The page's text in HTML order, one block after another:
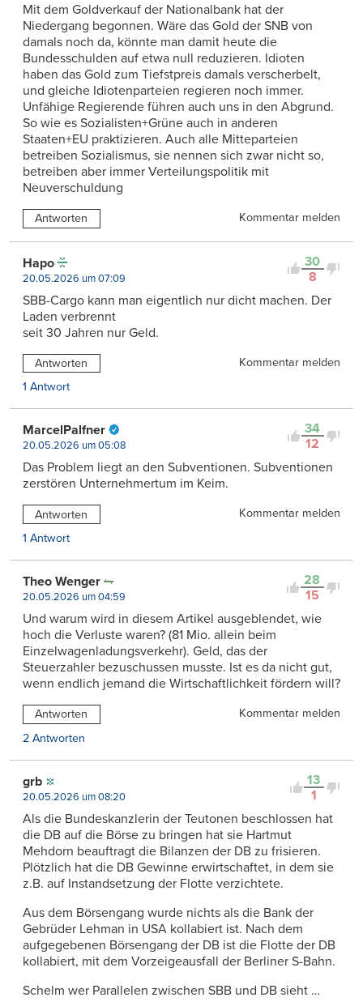
Mit dem Goldverkauf der Nationalbank hat der
Niedergang begonnen. Wäre das Gold der SNB von
damals noch da, könnte man damit heute die
Bundesschulden auf etwa null reduzieren. Idioten
haben das Gold zum Tiefstpreis damals verscherbelt,
und gleiche Idiotenparteien regieren noch immer.
Unfähige Regierende führen auch uns in den Abgrund.
So wie es Sozialisten+Grüne auch in anderen
Staaten+EU praktizieren. Auch alle Mitteparteien
betreiben Sozialismus, sie nennen sich zwar nicht so,
betreiben aber immer Verteilungspolitik mit
Neuverschuldung
Antworten Kommentar melden
30
8
Hapo
20.05.2026 um 07:09
SBB-Cargo kann man eigentlich nur dicht machen. Der
Laden verbrennt
seit 30 Jahren nur Geld.
Antworten
Kommentar melden
1 Antwort
34
12
MarcelPalfner
20.05.2026 um 05:08
Das Problem liegt an den Subventionen. Subventionen
zerstören Unternehmertum im Keim.
Antworten
Kommentar melden
1 Antwort
28
15
Theo Wenger
20.05.2026 um 04:59
Und warum wird in diesem Artikel ausgeblendet, wie
hoch die Verluste waren? (81 Mio. allein beim
Einzelwagenladungsverkehr). Geld, das der
Steuerzahler bezuschussen musste. Ist es da nicht gut,
wenn endlich jemand die Wirtschaftlichkeit fördern will?
Antworten
Kommentar melden
2 Antworten
13
1
grb
20.05.2026 um 08:20
Als die Bundeskanzlerin der Teutonen beschlossen hat
die DB auf die Börse zu bringen hat sie Hartmut
Mehdorn beauftragt die Bilanzen der DB zu frisieren.
Plötzlich hat die DB Gewinne erwirtschaftet, in dem sie
z.B. auf Instandsetzung der Flotte verzichtete.
Aus dem Börsengang wurde nichts als die Bank der
Gebrüder Lehman in USA kollabiert ist. Nach dem
aufgegebenen Börsengang der DB ist die Flotte der DB
kollabiert, mit dem Vorzeigeausfall der Berliner S-Bahn.
Schelm wer Parallelen zwischen SBB und DB sieht …